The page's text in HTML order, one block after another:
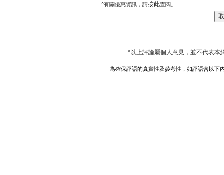
^有關優惠資訊，請按此查閱。
*以上評論屬個人意見，並不代表本
為確保評語的真實性及參考性，如評語含以下